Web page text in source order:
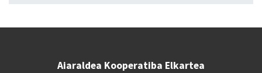
Aiaraldea Kooperatiba Elkartea